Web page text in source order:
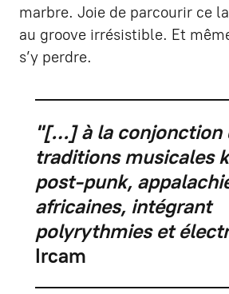
marbre. Joie de parcourir ce
au groove irrésistible. Et
s’y perdre.
"[…] à la conjonction
traditions musicales
post-punk,
africaines, intégrant
polyrythmies et
Ircam